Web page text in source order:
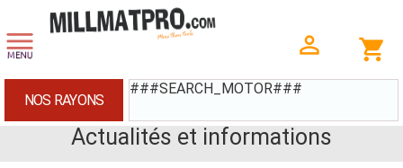
###SEARCH_MOTOR###
NOS RAYONS
Actualités et informations